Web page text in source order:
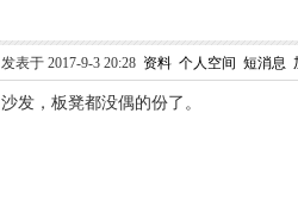
发表于 2017-9-3 20:28 资料 个人空间 短消息
沙发，板凳都没偶的份了。